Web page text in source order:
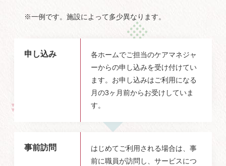
※一例です。施設によって多少異なります。
申し込み
各ホームでご担当のケアマネジャ
ーからの申し込みを受け付けてい
ます。お申し込みはご利用になる
月の3ヶ月前からお受けしていま
す。
事前訪問
はじめてご利用される場合は、事
前に職員が訪問し、サービスにつ